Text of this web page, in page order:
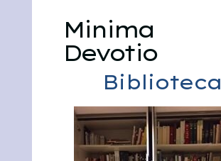
Minima
Devotio
Biblioteca